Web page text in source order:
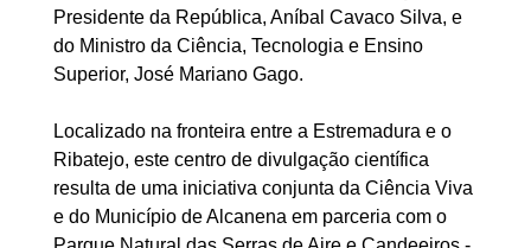
Presidente da República, Aníbal Cavaco Silva, e
do Ministro da Ciência, Tecnologia e Ensino
Superior, José Mariano Gago.
Localizado na fronteira entre a Estremadura e o
Ribatejo, este centro de divulgação científica
resulta de uma iniciativa conjunta da Ciência Viva
e do Município de Alcanena em parceria com o